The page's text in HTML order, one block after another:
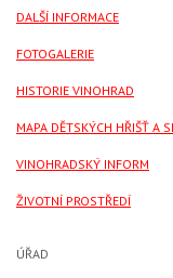
DALŠÍ INFORMACE
FOTOGALERIE
HISTORIE VINOHRAD
MAPA DĚTSKÝCH HŘIŠŤ A
VINOHRADSKÝ INFORM
ŽIVOTNÍ PROSTŘEDÍ
ÚŘAD